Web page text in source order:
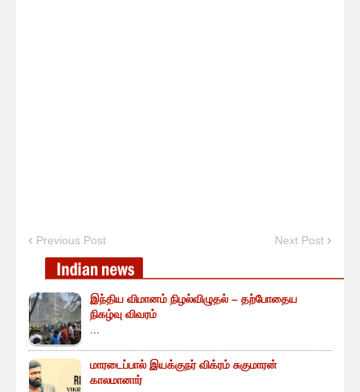
Previous Post Next Post
இந்திய விமானம் நிழல்விழுதல் – தற்போதைய
நிகழ்வு விவரம்
மாரடைப்பால் இயக்குநர் விக்ரம் சுகுமாரன்
காலமானார்